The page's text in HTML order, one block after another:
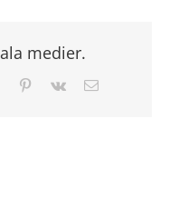
medier.
Tumblr Pinterest
Vk
E-